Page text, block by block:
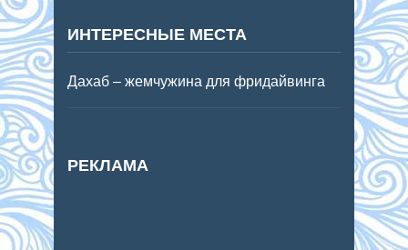
ИНТЕРЕСНЫЕ МЕСТА
Дахаб – жемчужина для фридайвинга
РЕКЛАМА